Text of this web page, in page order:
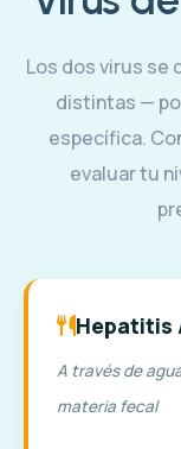
Los dos virus se
distintas —
específica.
evaluar tu
Hepatitis
A través de
materia fecal